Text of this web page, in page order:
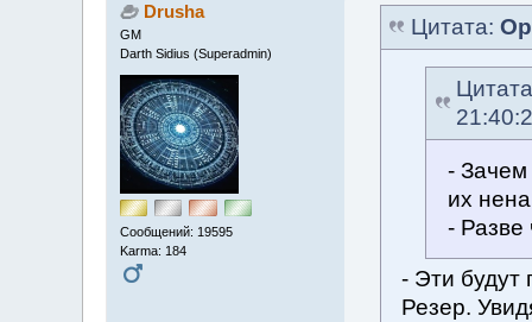
Drusha
GM
Darth Sidius (Superadmin)
Сообщений: 19595
Karma: 184
Цитата:
- Зачем
их
- Разве
- Эти будут
Резер.